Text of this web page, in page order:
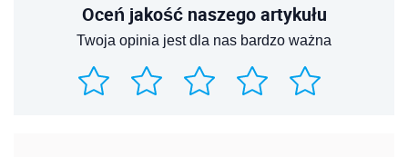
Oceń jakość naszego artykułu
Twoja opinia jest dla nas bardzo ważna